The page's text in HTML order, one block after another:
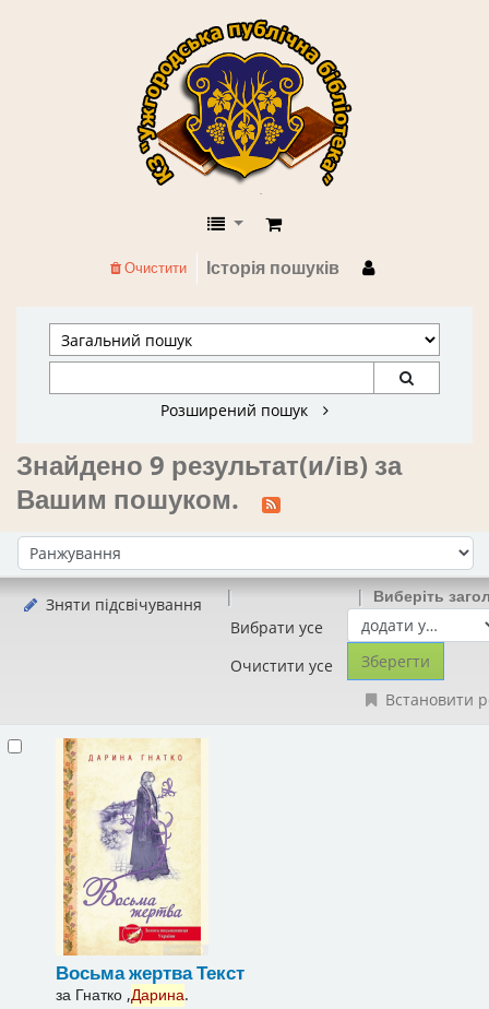
КЗ "Ужгородська публічна
Історія пошуків
Очистити
Розширений пошук
Знайдено 9 результат(и/ів) за
Вашим пошуком.
Сортувати за:
Зняти підсвічування
Вибрати усе
Очистити усе
Виберіть
Встановити
Восьма жертваТекст
за Гнатко ,Дарина.